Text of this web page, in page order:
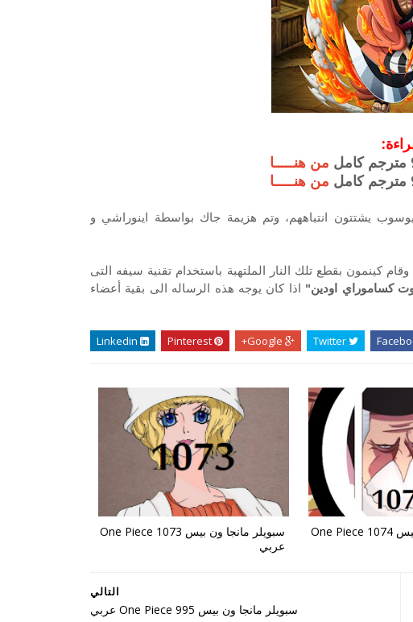
من هنـــــا
من هنـــــا
يشتتون انتباههم، وتم هزيمة جاك بواسطة اينوراشي و
کینمون بقطع تلك النار الملتهبة باستخدام تقنية سيفه التى
كساموراي اودين" اذا كان يوجه هذه الرساله الى بقية أعضاء
سبويلر مانجا ون بيس One Piece 1074
سبويلر مانجا ون بيس One Piece 1073
عربي
التالي
سبويلر مانجا ون بيس One Piece 995 عربي